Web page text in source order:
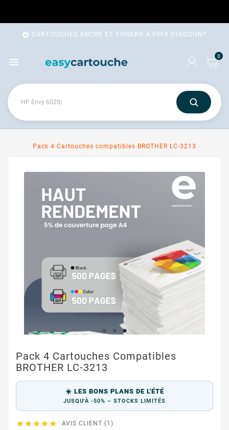
 CARTOUCHES ENCRE ET TONERS A PRIX DISCOUNT
 0
Pack 4 Cartouches compatibles BROTHER LC-3213
Pack 4 Cartouches Compatibles
BROTHER LC-3213
☀️ LES BONS PLANS DE L'ÉTÉ
JUSQU'À -50% – STOCKS LIMITÉS
     AVIS CLIENT (1)